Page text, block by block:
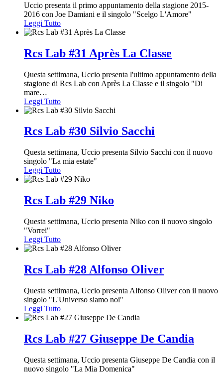
Uccio presenta il primo appuntamento della stagione 2015-
2016 con Joe Damiani e il singolo "Scelgo L'Amore"
Leggi Tutto
Rcs Lab #31 Après La Classe
Questa settimana, Uccio presenta l'ultimo appuntamento della
stagione di Rcs Lab con Après La Classe e il singolo "Di
mare…
Leggi Tutto
Rcs Lab #30 Silvio Sacchi
Questa settimana, Uccio presenta Silvio Sacchi con il nuovo
singolo "La mia estate"
Leggi Tutto
Rcs Lab #29 Niko
Questa settimana, Uccio presenta Niko con il nuovo singolo
"Vorrei"
Leggi Tutto
Rcs Lab #28 Alfonso Oliver
Questa settimana, Uccio presenta Alfonso Oliver con il nuovo
singolo "L'Universo siamo noi"
Leggi Tutto
Rcs Lab #27 Giuseppe De Candia
Questa settimana, Uccio presenta Giuseppe De Candia con il
nuovo singolo "La Mia Domenica"